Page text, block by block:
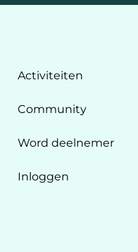
Activiteiten
Community
Word deelnemer
Inloggen